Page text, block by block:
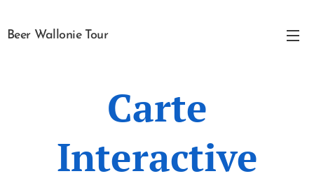
Beer Wallonie Tour
Carte
Interactive